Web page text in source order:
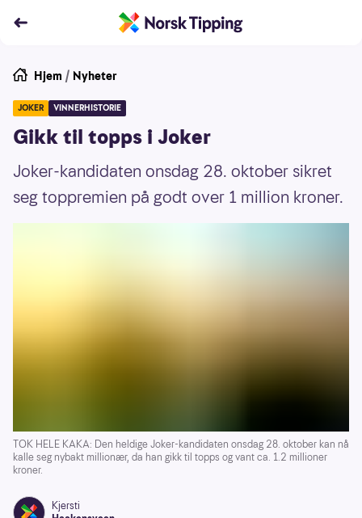
Hjem / Nyheter
JOKER VINNERHISTORIE
Gikk til topps i Joker
Joker-kandidaten onsdag 28. oktober sikret
seg toppremien på godt over 1 million kroner.
TOK HELE KAKA: Den heldige Joker-kandidaten onsdag 28. oktober kan nå
kalle seg nybakt millionær, da han gikk til topps og vant ca. 1.2 millioner
kroner.
Kjersti